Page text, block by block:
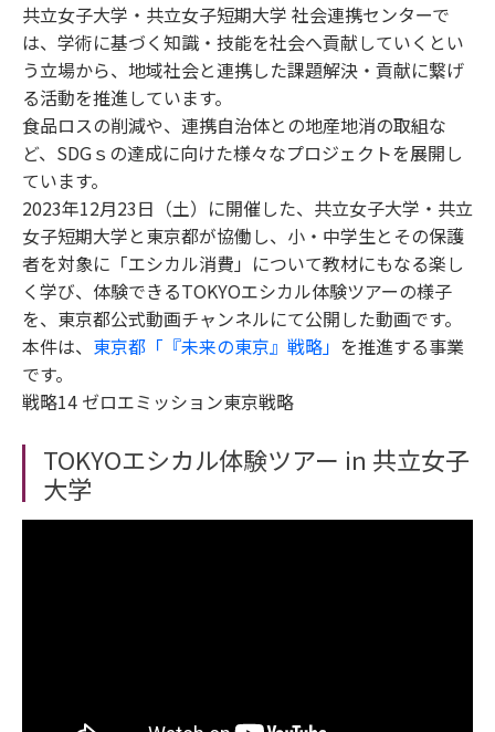
共立女子大学・共立女子短期大学 社会連携センターで
は、学術に基づく知識・技能を社会へ貢献していくとい
う立場から、地域社会と連携した課題解決・貢献に繋げ
る活動を推進しています。
食品ロスの削減や、連携自治体との地産地消の取組な
ど、SDGｓの達成に向けた様々なプロジェクトを展開し
ています。
2023年12月23日（土）に開催した、共立女子大学・共立
女子短期大学と東京都が協働し、小・中学生とその保護
者を対象に「エシカル消費」について教材にもなる楽し
く学び、体験できるTOKYOエシカル体験ツアーの様子
を、東京都公式動画チャンネルにて公開した動画です。
本件は、 東京都「『未来の東京』戦略」 を推進する事業
です。
戦略14 ゼロエミッション東京戦略
TOKYOエシカル体験ツアー in 共立女子
大学